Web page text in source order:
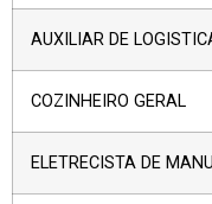
AUXILIAR DE
COZINHEIRO GERAL
ELETRECISTA DE